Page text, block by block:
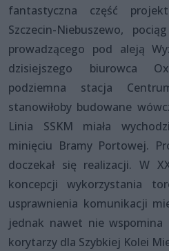
fantastyczna część
Szczecin-Niebuszewo,
prowadzącego pod aleją
dzisiejszego biurowca
podziemna stacja
stanowiłoby budowane
Linia SSKM miała
minięciu Bramy Portowej.
doczekał się realizacji. W
koncepcji wykorzystania
usprawnienia komunikacji
jednak nawet nie wspomina
korytarzy dla Szybkiej Kolei